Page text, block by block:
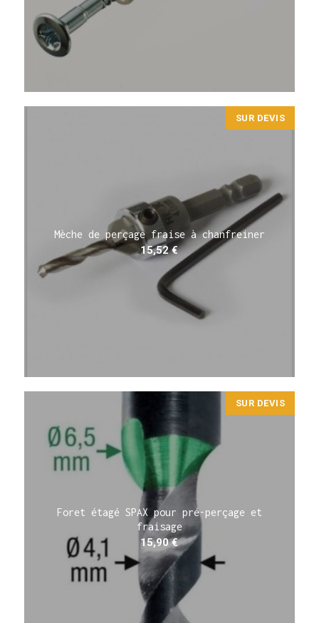
SUR DEVIS
Mèche de perçage fraise à chanfreiner
15,52€
SUR DEVIS
Foret étagé SPAX pour pré-perçage et
fraisage
15,90€